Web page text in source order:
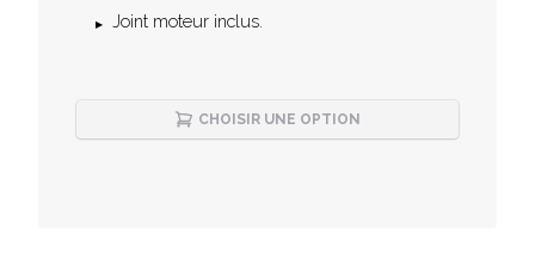
Joint moteur inclus.
CHOISIR UNE OPTION